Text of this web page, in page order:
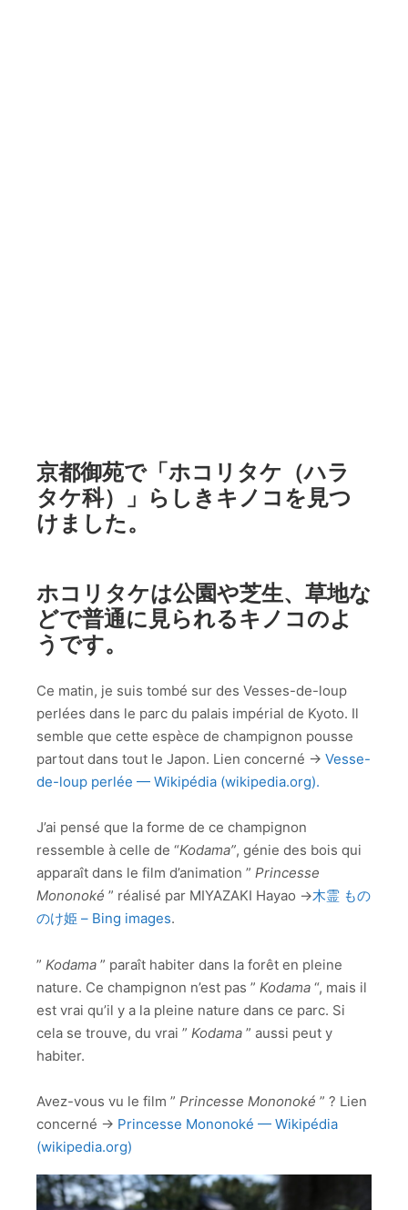
京都御苑で「ホコリタケ（ハラ
タケ科）」らしきキノコを見つ
けました。
ホコリタケは公園や芝生、草地な
どで普通に見られるキノコのよ
うです。
Ce matin, je suis tombé sur des Vesses-de-loup
perlées dans le parc du palais impérial de Kyoto. Il
semble que cette espèce de champignon pousse
partout dans tout le Japon. Lien concerné → Vesse-
de-loup perlée — Wikipédia (wikipedia.org).
J’ai pensé que la forme de ce champignon
ressemble à celle de “Kodama”, génie des bois qui
apparaît dans le film d’animation ” Princesse
Mononoké ” réalisé par MIYAZAKI Hayao →木霊 もの
のけ姫 – Bing images.
” Kodama ” paraît habiter dans la forêt en pleine
nature. Ce champignon n’est pas ” Kodama “, mais il
est vrai qu’il y a la pleine nature dans ce parc. Si
cela se trouve, du vrai ” Kodama ” aussi peut y
habiter.
Avez-vous vu le film ” Princesse Mononoké ” ? Lien
concerné → Princesse Mononoké — Wikipédia
(wikipedia.org)